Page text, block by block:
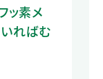
ッ素メ
いればむ